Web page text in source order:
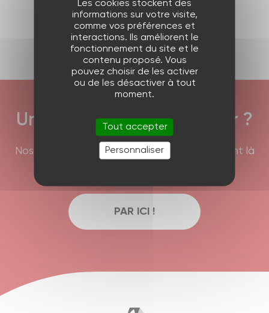
Produit suivant
Une question à nous poser ?
Nos équipes commerciales et techniques sont là
PAR ICI !
Les cookies stockent des
informations sur votre visite,
comme vos préférences et
interactions. Ils améliorent le
fonctionnement du site et le
contenu proposé. Vous
pouvez choisir de les activer
ou de les désactiver à tout
moment.
Tout accepter
Personnaliser